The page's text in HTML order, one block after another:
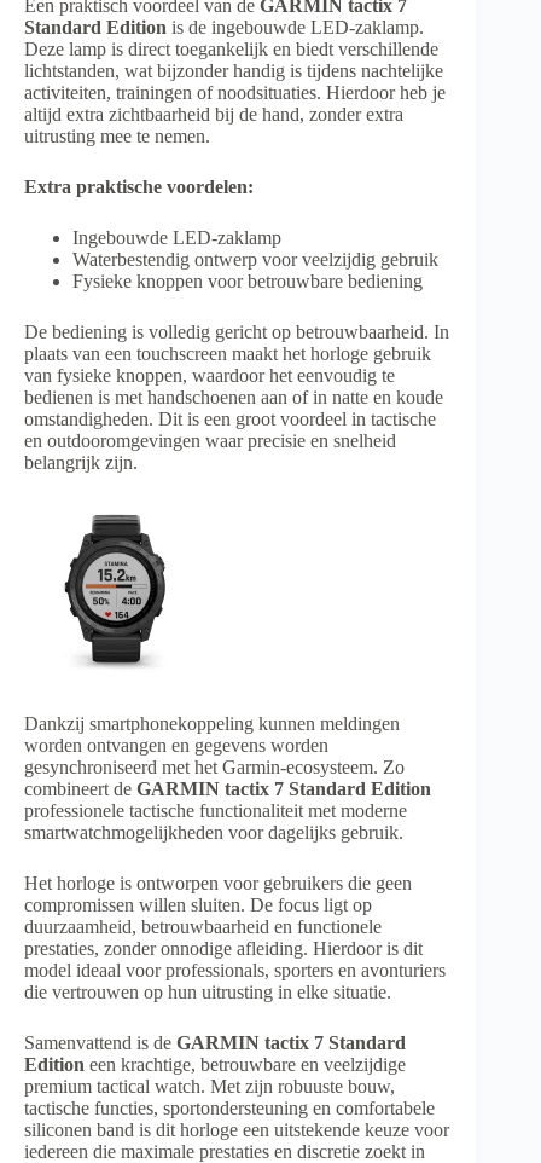
Een praktisch voordeel van de GARMIN tactix 7
Standard Edition is de ingebouwde LED-zaklamp.
Deze lamp is direct toegankelijk en biedt verschillende
lichtstanden, wat bijzonder handig is tijdens nachtelijke
activiteiten, trainingen of noodsituaties. Hierdoor heb je
altijd extra zichtbaarheid bij de hand, zonder extra
uitrusting mee te nemen.
Extra praktische voordelen:
Ingebouwde LED-zaklamp
Waterbestendig ontwerp voor veelzijdig gebruik
Fysieke knoppen voor betrouwbare bediening
De bediening is volledig gericht op betrouwbaarheid. In
plaats van een touchscreen maakt het horloge gebruik
van fysieke knoppen, waardoor het eenvoudig te
bedienen is met handschoenen aan of in natte en koude
omstandigheden. Dit is een groot voordeel in tactische
en outdooromgevingen waar precisie en snelheid
belangrijk zijn.
Dankzij smartphonekoppeling kunnen meldingen
worden ontvangen en gegevens worden
gesynchroniseerd met het Garmin-ecosysteem. Zo
combineert de GARMIN tactix 7 Standard Edition
professionele tactische functionaliteit met moderne
smartwatchmogelijkheden voor dagelijks gebruik.
Het horloge is ontworpen voor gebruikers die geen
compromissen willen sluiten. De focus ligt op
duurzaamheid, betrouwbaarheid en functionele
prestaties, zonder onnodige afleiding. Hierdoor is dit
model ideaal voor professionals, sporters en avonturiers
die vertrouwen op hun uitrusting in elke situatie.
Samenvattend is de GARMIN tactix 7 Standard
Edition een krachtige, betrouwbare en veelzijdige
premium tactical watch. Met zijn robuuste bouw,
tactische functies, sportondersteuning en comfortabele
siliconen band is dit horloge een uitstekende keuze voor
iedereen die maximale prestaties en discretie zoekt in